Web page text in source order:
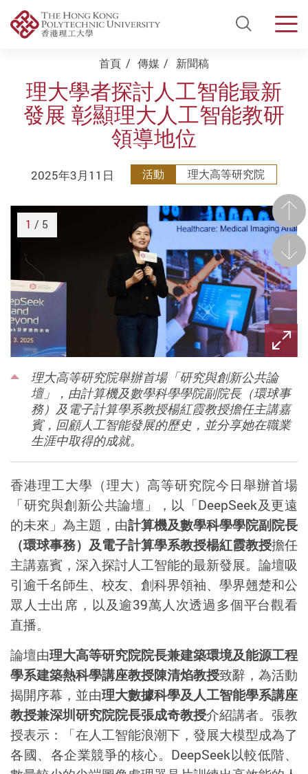
Open
Start main content首頁 傳媒 新聞稿
理大學者探討人工智能最新
發展 彰顯理大人工智能教研
領導地位
2025年3月11日 活動 理大高等研究院
前
理大高等研究院舉辦首場「研究與創新公共論
壇」，由計算機及數學科學學院副院長（環球事
務）及電子計算學系教授楊紅霞教授擔任主講嘉
賓，回顧人工智能發展的歷史，並分享她在職業
生涯中取得的成就。
後一
1 / 5
香港理工大學（理大）高等研究院今日舉辦首場
「研究與創新公共論壇」，以「DeepSeek及更遠
的未來」為主題，由計算機及數學科學學院副院長
（環球事務）及電子計算學系教授楊紅霞教授擔任
主講嘉賓，深入探討人工智能的最新發展。論壇吸
引逾千名師生、校友、創科界領袖、學界翹楚和公
眾人士出席，以及逾39萬人次透過多個平台觀看
直播。
論壇由理大高等研究院院長兼建築環境及能源工程
學系建築熱科學講座教授陳清焰教授致辭，為活動
揭開序幕，並由理大數據科學及人工智能學系講座
教授兼深圳研究院院長張成奇教授介紹講者。張教
授表示：「在人工智能浪潮下，發展大模型成為了
各國、各企業競爭的核心。 DeepSeek以較低階、